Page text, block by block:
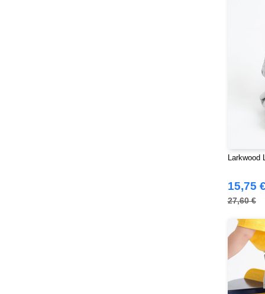
Larkwood
15,75 €
27,60 €